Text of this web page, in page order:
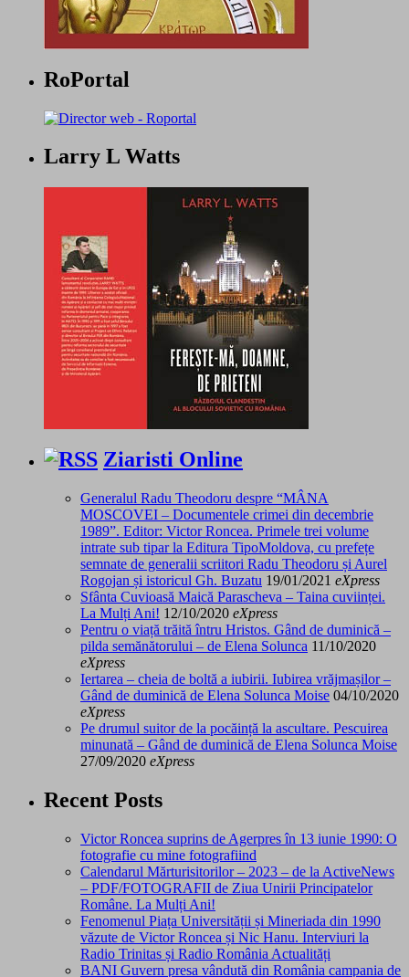
RoPortal
Larry L Watts
Ziaristi Online
Generalul Radu Theodoru despre “MÂNA
MOSCOVEI – Documentele crimei din decembrie
1989”. Editor: Victor Roncea. Primele trei volume
intrate sub tipar la Editura TipoMoldova, cu prefețe
semnate de generalii scriitori Radu Theodoru și Aurel
Rogojan și istoricul Gh. Buzatu 19/01/2021 eXpress
Sfânta Cuvioasă Maică Parascheva – Taina cuviinței.
La Mulți Ani! 12/10/2020 eXpress
Pentru o viață trăită întru Hristos. Gând de duminică –
pilda semănătorului – de Elena Solunca 11/10/2020
eXpress
Iertarea – cheia de boltă a iubirii. Iubirea vrăjmașilor –
Gând de duminică de Elena Solunca Moise 04/10/2020
eXpress
Pe drumul suitor de la pocăință la ascultare. Pescuirea
minunată – Gând de duminică de Elena Solunca Moise
27/09/2020 eXpress
Recent Posts
Victor Roncea suprins de Agerpres în 13 iunie 1990: O
fotografie cu mine fotografiind
Calendarul Mărturisitorilor – 2023 – de la ActiveNews
– PDF/FOTOGRAFII de Ziua Unirii Principatelor
Române. La Mulți Ani!
Fenomenul Piața Universității și Mineriada din 1990
văzute de Victor Roncea și Nic Hanu. Interviuri la
Radio Trinitas și Radio România Actualități
BANI Guvern presa vândută din România campania de